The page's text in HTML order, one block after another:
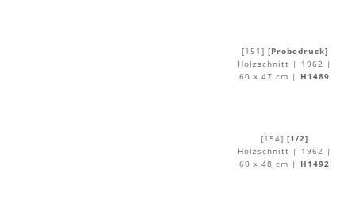
[151] [Probedruck]
Holzschnitt | 1962 |
60 x 47 cm |
H1489
[154] [1/2]
Holzschnitt | 1962 |
60 x 48 cm |
H1492